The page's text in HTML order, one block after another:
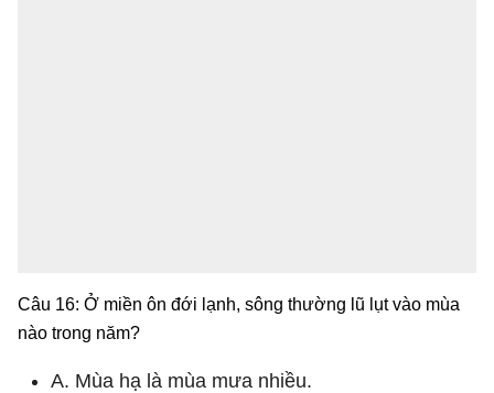
Câu 16: Ở miền ôn đới lạnh, sông thường lũ lụt vào mùa
nào trong năm?
A. Mùa hạ là mùa mưa nhiều.